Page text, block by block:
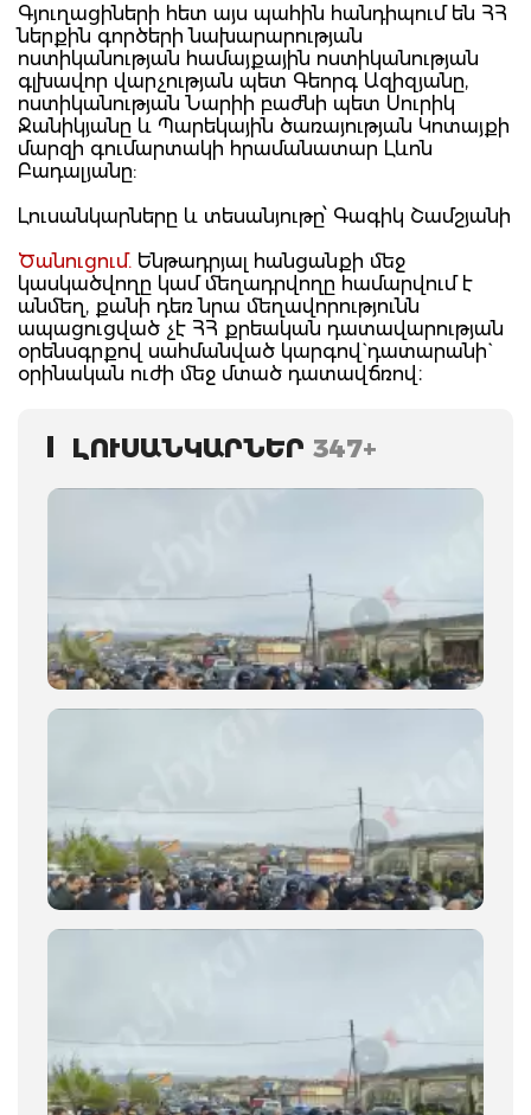
Գյուղացիների հետ այս պահին հանդիպում են ՀՀ
ներքին գործերի նախարարության
ոստիկանության համայքային ոստիկանության
գլխավոր վարչության պետ Գեորգ Ազիզյանը,
ոստիկանության Նարիի բաժնի պետ Սուրիկ
Ջանիկյանը և Պարեկային ծառայության Կոտայքի
մարզի գումարտակի հրամանատար Լևոն
Բադալյանը:
Լուսանկարները և տեսանյութը՝ Գագիկ Շամշյանի
Ծանուցում. Ենթադրյալ հանցանքի մեջ
կասկածվողը կամ մեղադրվողը համարվում է
անմեղ, քանի դեռ նրա մեղավորությունն
ապացուցված չէ ՀՀ քրեական դատավարության
օրենսգրքով սահմանված կարգով` դատարանի`
օրինական ուժի մեջ մտած դատավճռով։
ԼՈՒՍԱՆԿԱՐՆԵՐ 347+